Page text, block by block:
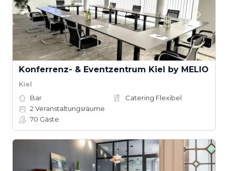
Konferrenz- & Eventzentrum Kiel by MELIO
Kiel
Bar
Catering Flexibel
2 Veranstaltungsräume
70 Gäste